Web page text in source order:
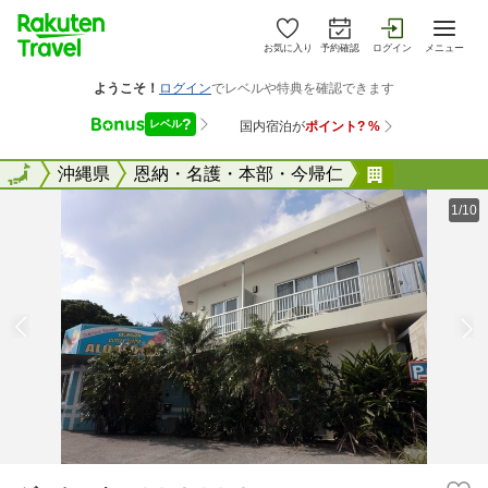
お気に入り 予約確認 ログイン メニュー
全国沖縄県 恩納・名護・本部・今帰仁
全国
1/10